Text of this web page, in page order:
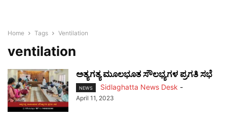
Home Tags Ventilation
ventilation
ಅತ್ಯಗತ್ಯ ಮೂಲಭೂತ ಸೌಲಭ್ಯಗಳ ಪ್ರಗತಿ ಸಭೆ
NEWS Sidlaghatta News Desk -
April 11, 2023